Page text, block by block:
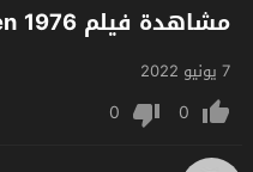
مشاهدة فيلم The Last Hard Men 1976 مترجم
7 يونيو 2022
0
0